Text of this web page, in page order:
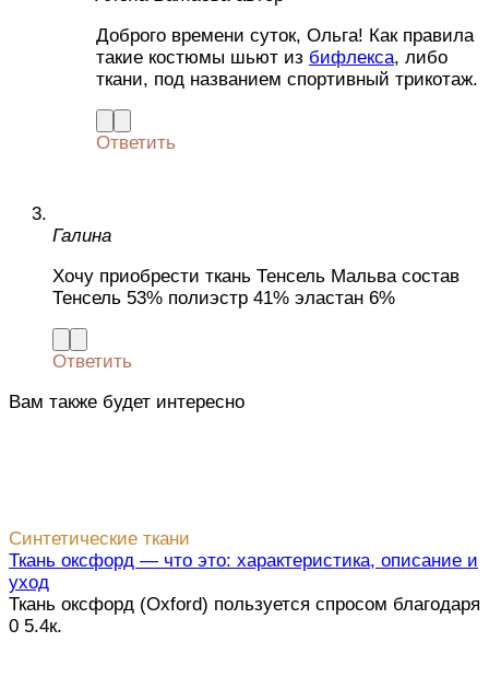
Доброго времени суток, Ольга! Как правила
такие костюмы шьют из бифлекса, либо
ткани, под названием спортивный трикотаж.
Ответить
Галина
Хочу приобрести ткань Тенсель Мальва состав
Тенсель 53% полиэстр 41% эластан 6%
Ответить
Вам также будет интересно
Синтетические ткани
Ткань оксфорд — что это: характеристика, описание и
уход
Ткань оксфорд (Oxford) пользуется спросом благодаря
0 5.4к.